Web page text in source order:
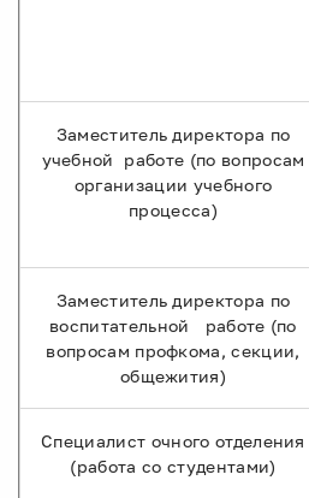
Заместитель директора по
учебной работе (по вопросам
организации учебного
процесса)
Заместитель директора по
воспитательной работе (по
вопросам профкома, секции,
общежития)
Специалист очного отделения
(работа со студентами)